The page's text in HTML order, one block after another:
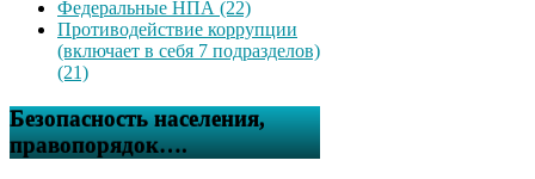
Федеральные НПА (22)
Противодействие коррупции
(включает в себя 7 подразделов)
(21)
Безопасность населения,
правопорядок….